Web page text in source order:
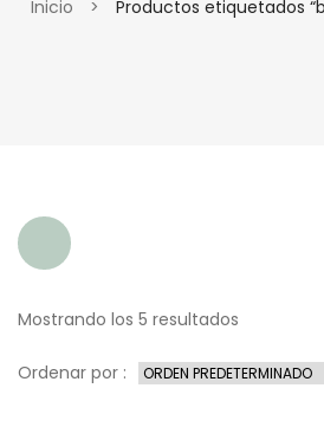
Inicio > Productos etiquetados
Mostrando los 5 resultados
Ordenar por :